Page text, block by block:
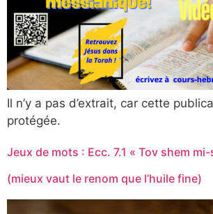
Il n’y a pas d’extrait, car cette
protégée.
Jeux de mots : Ecc. 7.1 « Tov shem
(mieux vaut le renom que l’huile fine)